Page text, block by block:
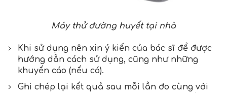
Máy thử đường huyết tại nhà
Khi sử dụng nên xin ý kiến của bác sĩ để được
hướng dẫn cách sử dụng, cũng như những
khuyến cáo (nếu có).
Ghi chép lại kết quả sau mỗi lần đo cùng với